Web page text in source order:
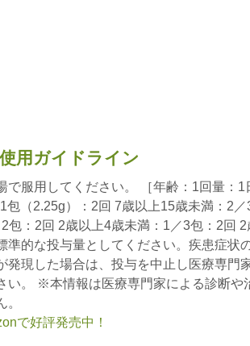
用ガイドライン
で服用してください。 ［年齢：1回量：1
包（2.25g）：2回 7歳以上15歳未満：2／
包：2回 2歳以上4歳未満：1／3包：2回 2
準的な投与量としてください。疾患症状
発現した場合は、投与を中止し医療専門
い。 ※本情報は医療専門家による診断や
で好評発売中！